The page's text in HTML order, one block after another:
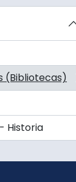
(Bibliotecas)
Historia